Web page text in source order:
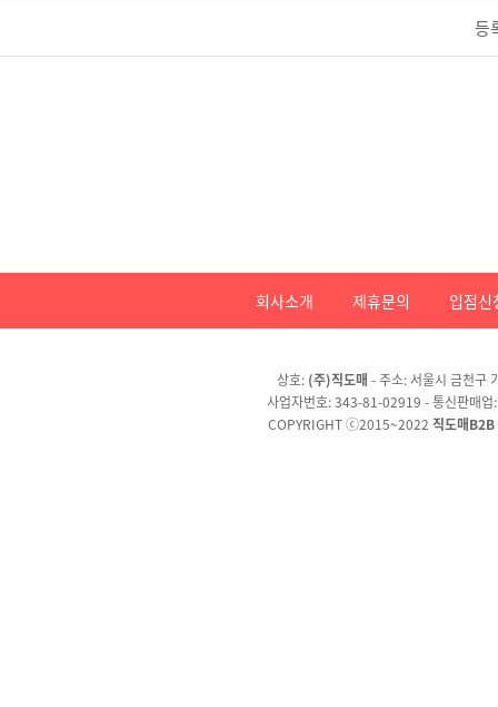
등
회사소개 제휴문의 입점신
상호: (주)직도매 - 주소: 서울시 금천구
사업자번호: 343-81-02919 - 통신판매
COPYRIGHT ⓒ2015~2022 직도매B2B